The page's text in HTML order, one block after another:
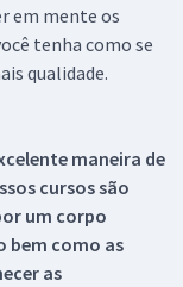
em mente os
tenha como se
qualidade.
maneira de
cursos são
um corpo
bem como as
as